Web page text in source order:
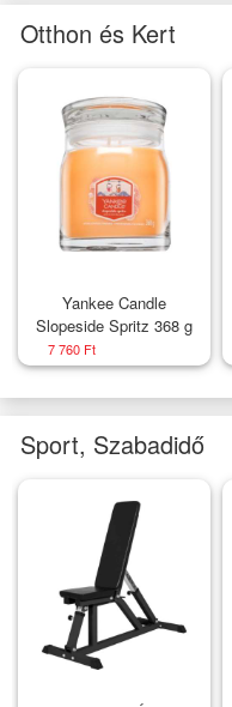
Otthon és Kert
Yankee Candle
Slopeside Spritz 368 g
7 760 Ft
Sport, Szabadidő